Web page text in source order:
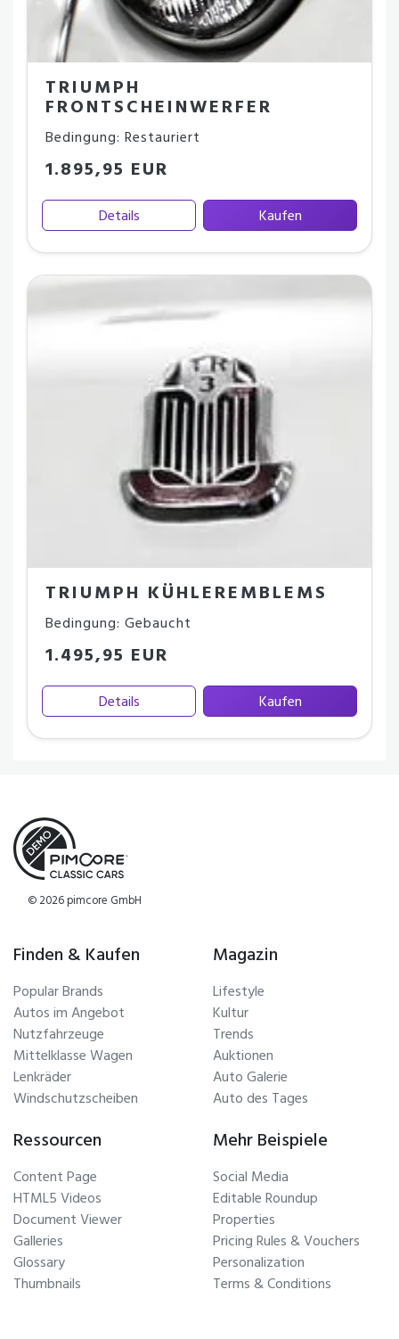
TRIUMPH
FRONTSCHEINWERFER
Bedingung: Restauriert
1.895,95 EUR
Details Kaufen
TRIUMPH KÜHLEREMBLEMS
Bedingung: Gebaucht
1.495,95 EUR
Details Kaufen
© 2026 pimcore GmbH
Finden & Kaufen
Popular Brands
Autos im Angebot
Nutzfahrzeuge
Mittelklasse Wagen
Lenkräder
Windschutzscheiben
Magazin
Lifestyle
Kultur
Trends
Auktionen
Auto Galerie
Auto des Tages
Ressourcen
Content Page
HTML5 Videos
Document Viewer
Galleries
Glossary
Thumbnails
Mehr Beispiele
Social Media
Editable Roundup
Properties
Pricing Rules & Vouchers
Personalization
Terms & Conditions